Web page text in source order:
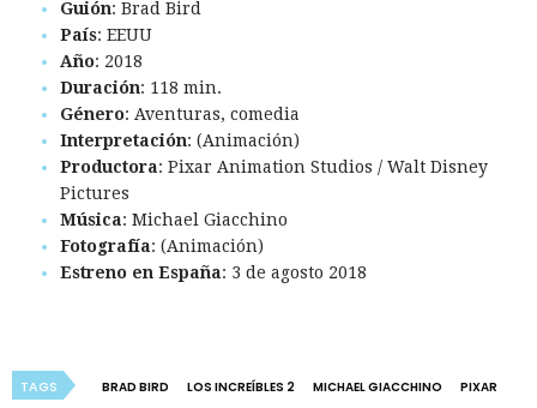
Guión: Brad Bird
País: EEUU
Año: 2018
Duración: 118 min.
Género: Aventuras, comedia
Interpretación: (Animación)
Productora: Pixar Animation Studios / Walt Disney
Pictures
Música: Michael Giacchino
Fotografía: (Animación)
Estreno en España: 3 de agosto 2018
TAGS BRAD BIRD LOS INCREÍBLES 2 MICHAEL GIACCHINO
PIXAR